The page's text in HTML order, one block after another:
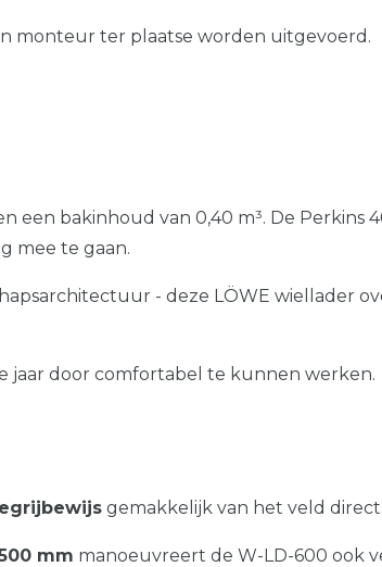
monteur ter plaatse worden uitgevoerd.
bakinhoud van 0,40 m³. De Perkins
mee te gaan.
- deze LÖWE wiellader
jaar door comfortabel te kunnen werken.
gemakkelijk van het veld
mm manoeuvreert de W-LD-600 ook